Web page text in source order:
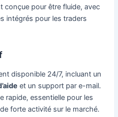
conçue pour être fluide, avec
intégrés pour les traders
disponible 24/7, incluant un
et un support par e-mail.
rapide, essentielle pour les
forte activité sur le marché.